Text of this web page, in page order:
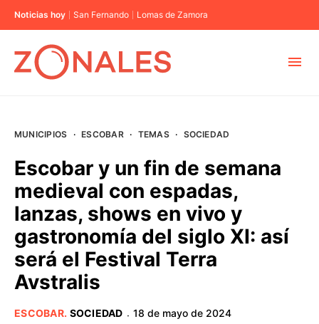
Noticias hoy San Fernando Lomas de Zamora
BUENOS AIRES
PROVINCIAS
ELECCIONES 2023
MUNICIPIOS · ESCOBAR · TEMAS · SOCIEDAD
Escobar y un fin de semana
medieval con espadas,
lanzas, shows en vivo y
gastronomía del siglo XI: así
será el Festival Terra
Avstralis
ESCOBAR. SOCIEDAD · 18 de mayo de 2024